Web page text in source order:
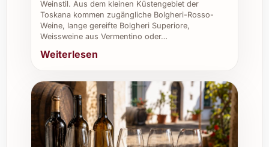
Ist der Wein auch für den professionellen
Gastronomiegebrauch geeignet?
ihn ideal für anspruchsvolle
Gastronomen, Caterings und Weinkeller,
die ihren Gästen etwas Besonderes bieten
möchten.
Weinstil. Aus dem kleinen Küstengebiet der
Toskana kommen zugängliche Bolgheri-Rosso-
Weine, lange gereifte Bolgheri Superiore,
Weissweine aus Vermentino oder…
Weiterlesen